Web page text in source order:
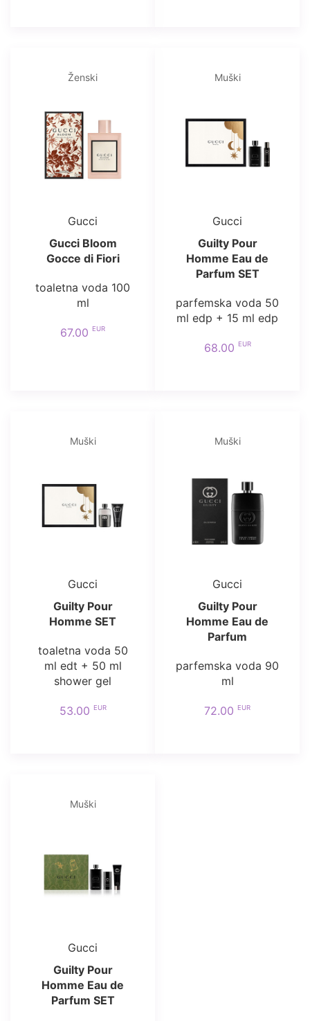
Ženski
Gucci
Gucci Bloom
Gocce di Fiori
toaletna voda 100
ml
67.00 EUR
Muški
Gucci
Guilty Pour
Homme Eau de
Parfum SET
parfemska voda 50
ml edp + 15 ml edp
68.00 EUR
Muški
Gucci
Guilty Pour
Homme SET
toaletna voda 50
ml edt + 50 ml
shower gel
53.00 EUR
Muški
Gucci
Guilty Pour
Homme Eau de
Parfum
parfemska voda 90
ml
72.00 EUR
Muški
Gucci
Guilty Pour
Homme Eau de
Parfum SET